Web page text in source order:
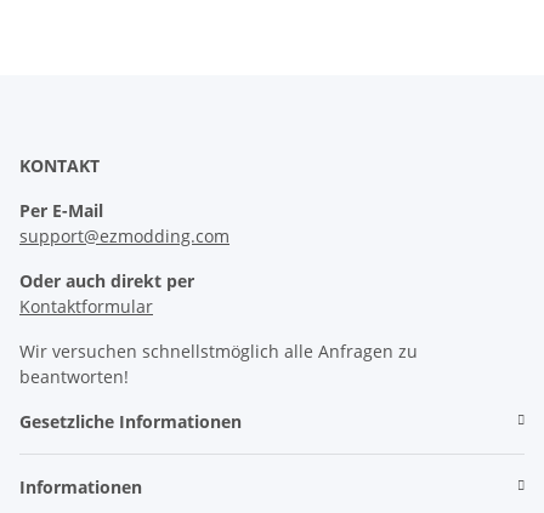
KONTAKT
Per E-Mail
support@ezmodding.com
Oder auch direkt per
Kontaktformular
Wir versuchen schnellstmöglich alle Anfragen zu
beantworten!
Gesetzliche Informationen
Informationen